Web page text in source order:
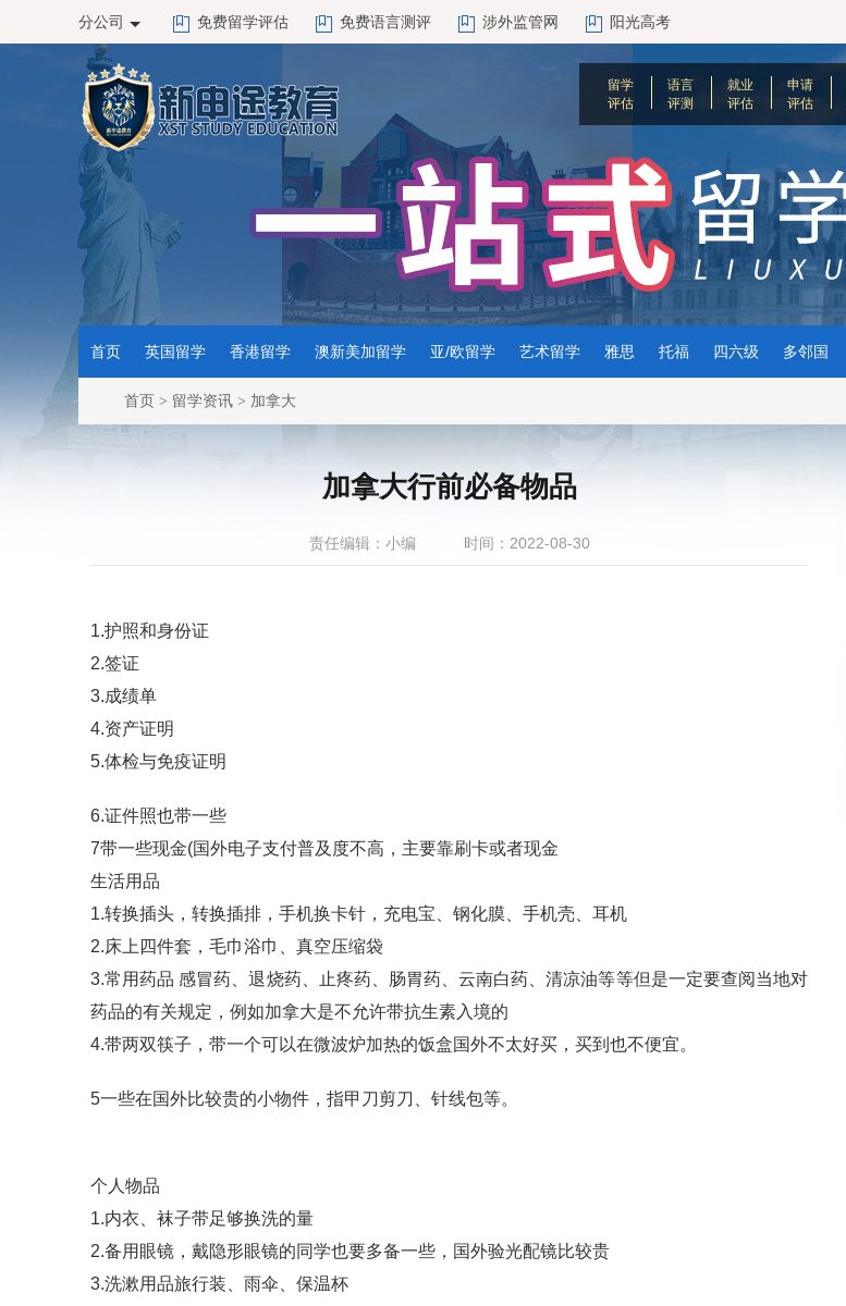
分公司 免费留学评估 免费语言测评 涉外监管网 阳光高考
留学
评估
语言
评测
就业
评估
申请
评估
首页 英国留学 香港留学 澳新美加留学 亚/欧留学 艺术留学 雅思 托福 四六级 多邻国
首页 > 留学资讯 > 加拿大
加拿大行前必备物品
责任编辑：小编 时间：2022-08-30
1.护照和身份证
2.签证
3.成绩单
4.资产证明
5.体检与免疫证明
6.证件照也带一些
7带一些现金(国外电子支付普及度不高，主要靠刷卡或者现金
生活用品
1.转换插头，转换插排，手机换卡针，充电宝、钢化膜、手机壳、耳机
2.床上四件套，毛巾浴巾、真空压缩袋
3.常用药品 感冒药、退烧药、止疼药、肠胃药、云南白药、清凉油等等但是一定要查阅当地对
药品的有关规定，例如加拿大是不允许带抗生素入境的
4.带两双筷子，带一个可以在微波炉加热的饭盒国外不太好买，买到也不便宜。
5一些在国外比较贵的小物件，指甲刀剪刀、针线包等。
个人物品
1.内衣、袜子带足够换洗的量
2.备用眼镜，戴隐形眼镜的同学也要多备一些，国外验光配镜比较贵
3.洗漱用品旅行装、雨伞、保温杯